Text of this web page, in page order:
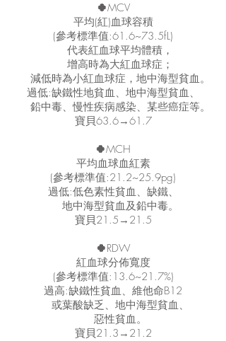
🍀MCV
平均(紅)血球容積
(參考標準值:61.6~73.5fL)
代表紅血球平均體積，
增高時為大紅血球症；
減低時為小紅血球症，地中海型貧血。
過低:缺鐵性地貧血、地中海型貧血、
鉛中毒、慢性疾病感染、某些癌症等。
寶貝63.6→61.7
🍀MCH
平均血球血紅素
(參考標準值:21.2~25.9pg)
過低:低色素性貧血、缺鐵、
地中海型貧血及鉛中毒。
寶貝21.5→21.5
🍀RDW
紅血球分佈寬度
(參考標準值:13.6~21.7%)
過高:缺鐵性貧血、維他命B12
或葉酸缺乏、地中海型貧血、
惡性貧血。
寶貝21.3→21.2